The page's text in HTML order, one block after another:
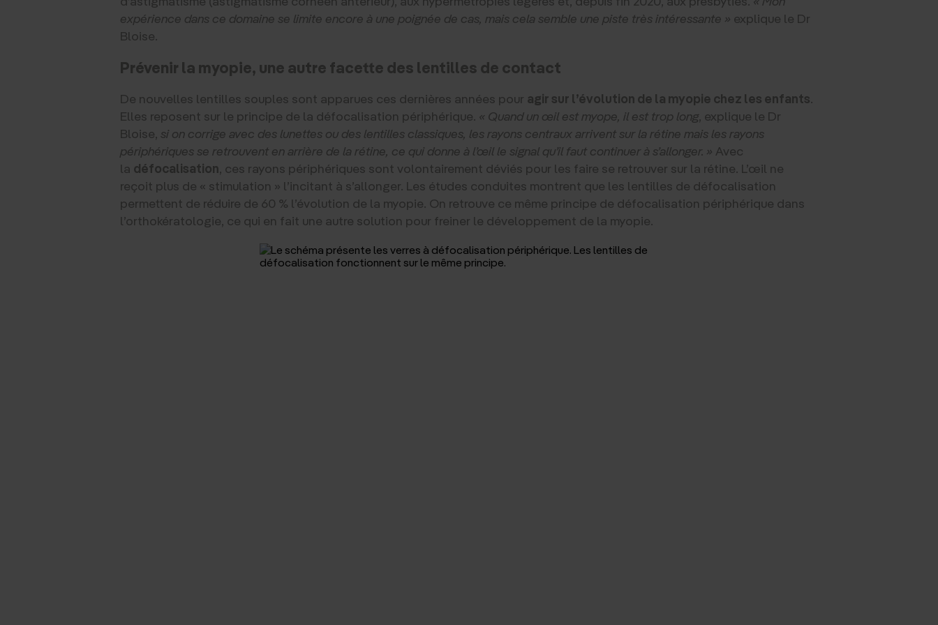
expérience dans ce domaine se limite encore à une poignée de cas, mais cela semble une piste très intéressante » explique le Dr
Bloise.
Prévenir la myopie, une autre facette des lentilles de contact
De nouvelles lentilles souples sont apparues ces dernières années pour agir sur l’évolution de la myopie chez les enfants.
Elles reposent sur le principe de la défocalisation périphérique. « Quand un œil est myope, il est trop long, explique le Dr
Bloise, si on corrige avec des lunettes ou des lentilles classiques, les rayons centraux arrivent sur la rétine mais les rayons
périphériques se retrouvent en arrière de la rétine, ce qui donne à l’œil le signal qu’il faut continuer à s’allonger. » Avec
la défocalisation, ces rayons périphériques sont volontairement déviés pour les faire se retrouver sur la rétine. L’œil ne
reçoit plus de « stimulation » l’incitant à s’allonger. Les études conduites montrent que les lentilles de défocalisation
permettent de réduire de 60 % l’évolution de la myopie. On retrouve ce même principe de défocalisation périphérique dans
l’orthokératologie, ce qui en fait une autre solution pour freiner le développement de la myopie.